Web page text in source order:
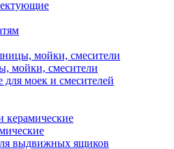
мойки, смесители
моек и смесителей
керамические